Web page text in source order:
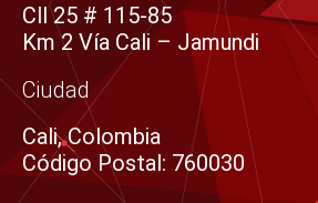
a
r
e
Cll 25 # 115-85
Km 2 Vía Cali – Jamundi
Ciudad
Cali, Colombia
Código Postal: 760030